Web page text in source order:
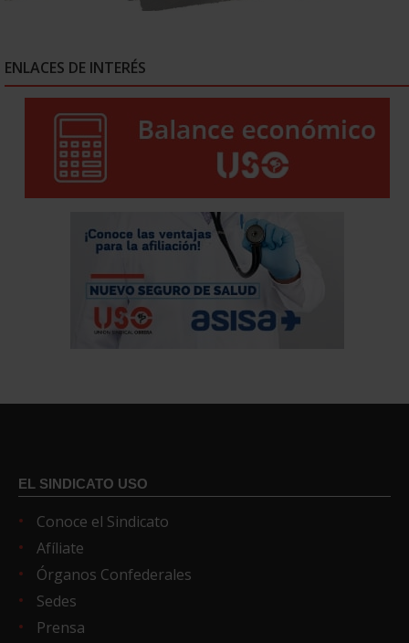
ENLACES DE INTERÉS
EL SINDICATO USO
Conoce el Sindicato
Afíliate
Órganos Confederales
Sedes
Prensa